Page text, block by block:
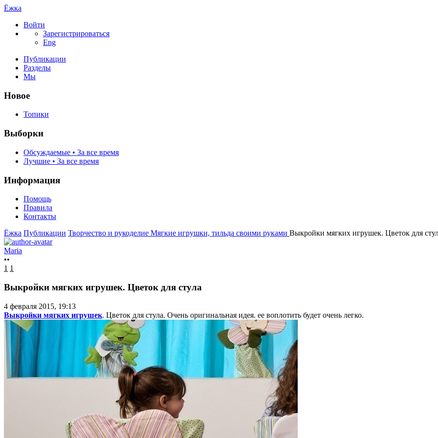
Ёжка
Войти
Зарегистрироваться
Eng
Публикации
Разделы
Мы
Новое
Топики
Выборки
Обсуждаемые • За все время
Лучшие • За все время
Информация
Помощь
Правила
Контакты
Ёжка Публикации Творчество и рукоделие Мягкие игрушки, тильда своими руками Выкройки мягких игрушек. Цветок для
Maria
••
1 1
Выкройки мягких игрушек. Цветок для стула
4 февраля 2015, 19:13
Выкройки мягких игрушек. Цветок для стула. Очень оригинальная идея. ее воплотить будет очень легко.